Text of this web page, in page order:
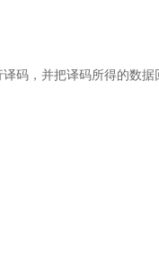
码，并把译码所得的数